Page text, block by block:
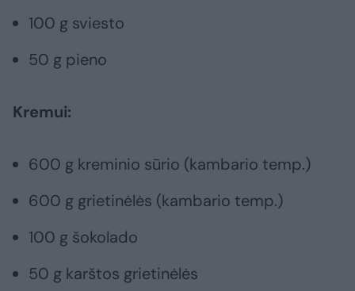
100 g sviesto
50 g pieno
Kremui:
600 g kreminio sūrio (kambario temp.)
600 g grietinėlės (kambario temp.)
100 g šokolado
50 g karštos grietinėlės